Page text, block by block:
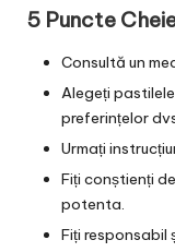
5 Puncte
Consultă un
Alegeți
preferințelor
Urmați
Fiți conștienți
potenta.
Fiți